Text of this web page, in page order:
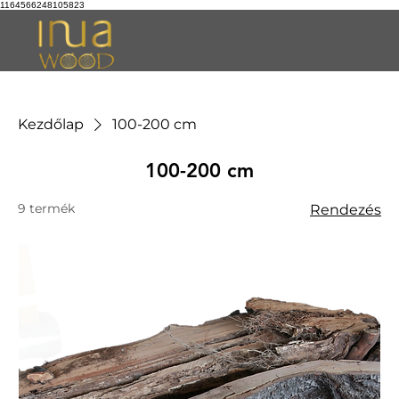
1164566248105823
Kezdőlap 100-200 cm
100-200 cm
9 termék Rendezés